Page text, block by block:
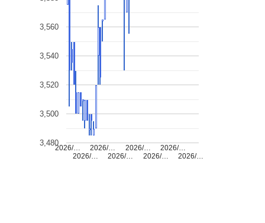
2026/…
2026/…
2026/…
2026/…
2026/…
2026/…
2026/…
2026/…
3,480
3,500
3,520
3,540
3,560